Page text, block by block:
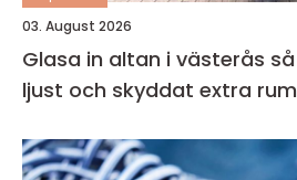
03. August 2026
Glasa in altan i västerås så skapar du ett
ljust och skyddat extra rum